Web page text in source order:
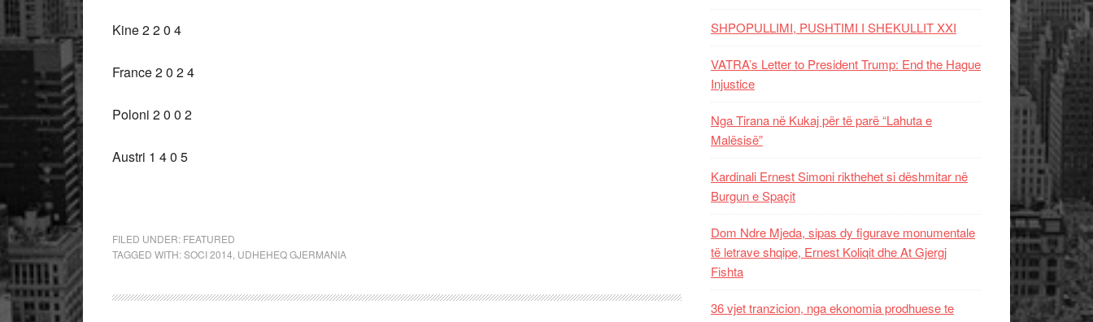
Kine 2 2 0 4
France 2 0 2 4
Poloni 2 0 0 2
Austri 1 4 0 5
FILED UNDER: FEATURED
TAGGED WITH:SOCI 2014 UDHEHEQ GJERMANIA
SHPOPULLIMI, PUSHTIMI I SHEKULLIT XXI
VATRA’s Letter to President Trump: End the Hague
Injustice
Nga Tirana në Kukaj për të parë “Lahuta e
Malësisë”
Kardinali Ernest Simoni rikthehet si dëshmitar në
Burgun e Spaçit
Dom Ndre Mjeda, sipas dy figurave monumentale
të letrave shqipe, Ernest Koliqit dhe At Gjergj
Fishta
36 vjet tranzicion, nga ekonomia prodhuese te